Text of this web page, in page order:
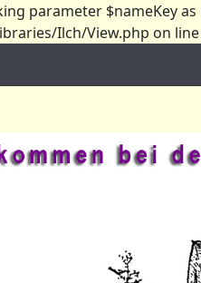
parameter $nameKey
Ilch/View.php on line